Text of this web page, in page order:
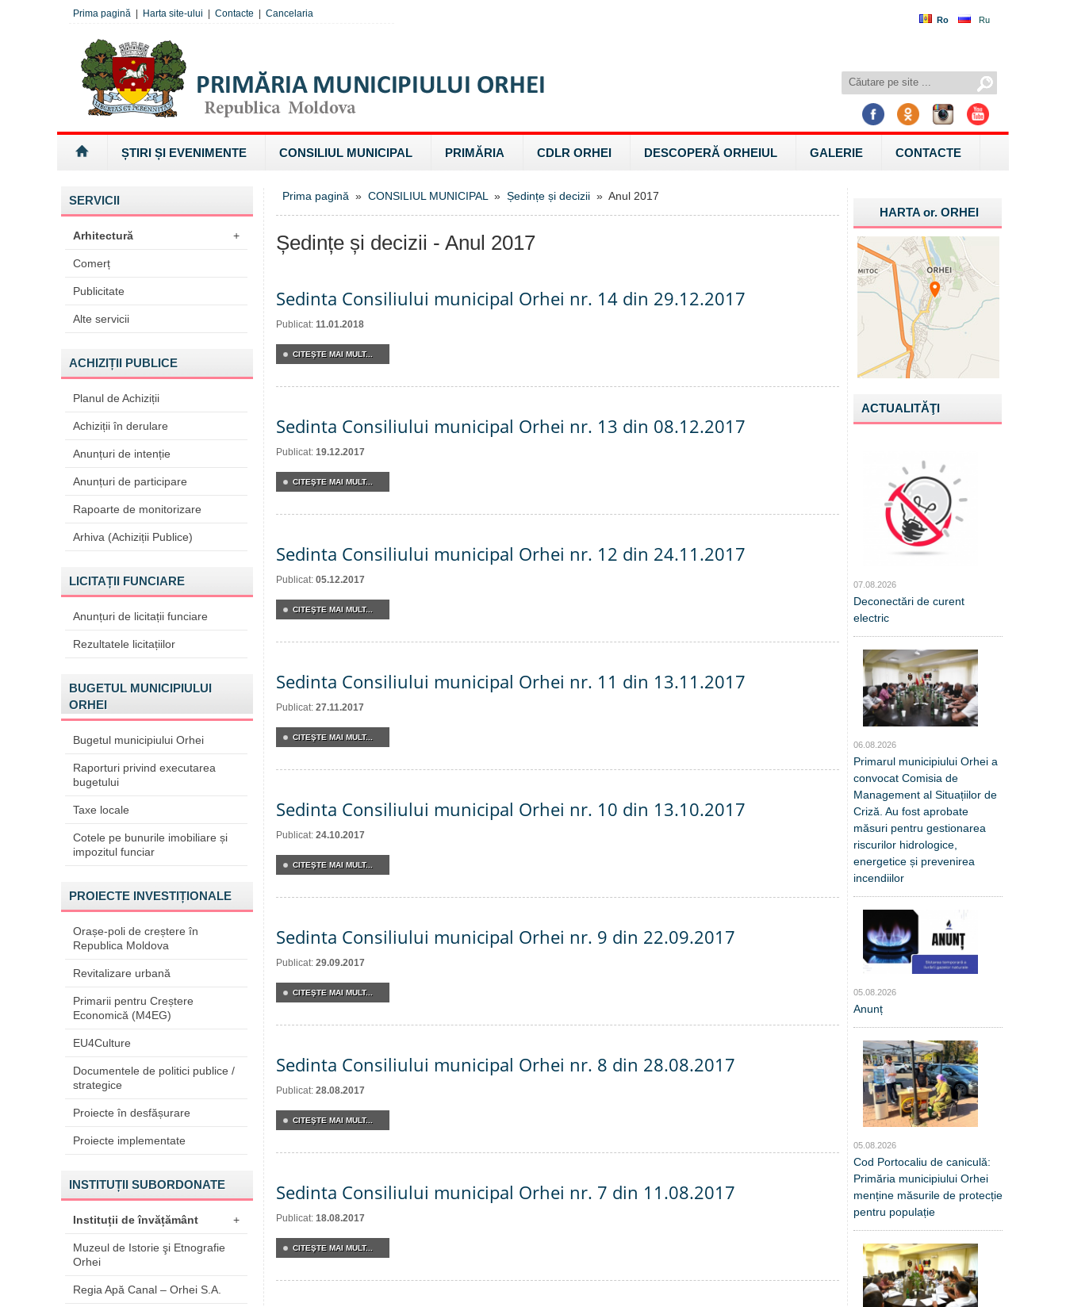
Ro Ru
Prima pagină Harta site-ului Contacte Cancelaria
ȘTIRI ȘI EVENIMENTE CONSILIUL MUNICIPAL PRIMĂRIA CDLR ORHEI DESCOPERĂ ORHEIUL GALERIE CONTACTE
SERVICII
Arhitectură +
Comerț
Publicitate
Alte servicii
ACHIZIȚII PUBLICE
Planul de Achiziții
Achiziții în derulare
Anunțuri de intenție
Anunțuri de participare
Rapoarte de monitorizare
Arhiva (Achiziții Publice)
LICITAȚII FUNCIARE
Anunțuri de licitații funciare
Rezultatele licitațiilor
BUGETUL MUNICIPIULUI
ORHEI
Bugetul municipiului Orhei
Raporturi privind executarea
bugetului
Taxe locale
Cotele pe bunurile imobiliare și
impozitul funciar
PROIECTE INVESTIȚIONALE
Orașe-poli de creștere în
Republica Moldova
Revitalizare urbană
Primarii pentru Creștere
Economică (M4EG)
EU4Culture
Documentele de politici publice /
strategice
Proiecte în desfășurare
Proiecte implementate
INSTITUȚII SUBORDONATE
Instituții de învățământ +
Muzeul de Istorie şi Etnografie
Orhei
Regia Apă Canal – Orhei S.A.
Prima pagină » CONSILIUL MUNICIPAL » Ședințe și decizii » Anul 2017
Ședințe și decizii - Anul 2017
Sedinta Consiliului municipal Orhei nr. 14 din 29.12.2017
Publicat: 11.01.2018
CITEŞTE MAI MULT...
Sedinta Consiliului municipal Orhei nr. 13 din 08.12.2017
Publicat: 19.12.2017
CITEŞTE MAI MULT...
Sedinta Consiliului municipal Orhei nr. 12 din 24.11.2017
Publicat: 05.12.2017
CITEŞTE MAI MULT...
Sedinta Consiliului municipal Orhei nr. 11 din 13.11.2017
Publicat: 27.11.2017
CITEŞTE MAI MULT...
Sedinta Consiliului municipal Orhei nr. 10 din 13.10.2017
Publicat: 24.10.2017
CITEŞTE MAI MULT...
Sedinta Consiliului municipal Orhei nr. 9 din 22.09.2017
Publicat: 29.09.2017
CITEŞTE MAI MULT...
Sedinta Consiliului municipal Orhei nr. 8 din 28.08.2017
Publicat: 28.08.2017
CITEŞTE MAI MULT...
Sedinta Consiliului municipal Orhei nr. 7 din 11.08.2017
Publicat: 18.08.2017
CITEŞTE MAI MULT...
HARTA or.ORHEI
ACTUALITĂŢI
07.08.2026
Deconectări de curent
electric
06.08.2026
Primarul municipiului Orhei a
convocat Comisia de
Management al Situațiilor de
Criză. Au fost aprobate
măsuri pentru gestionarea
riscurilor hidrologice,
energetice și prevenirea
incendiilor
05.08.2026
Anunț
05.08.2026
Cod Portocaliu de caniculă:
Primăria municipiului Orhei
menține măsurile de protecție
pentru populație